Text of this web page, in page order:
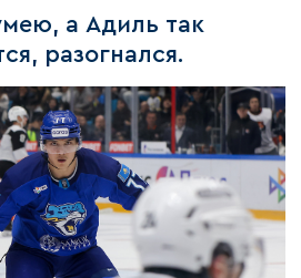
а Адиль так
разогнался.